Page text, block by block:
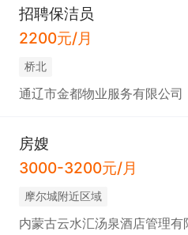
招聘保洁员
2200元/月
桥北
通辽市金都物业服务有限公司
房嫂
3000-3200元/月
摩尔城附近区域
内蒙古云水汇汤泉酒店管理有